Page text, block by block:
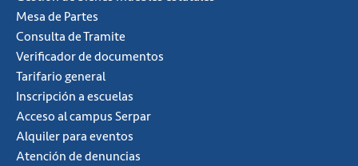
Mesa de Partes
Consulta de Tramite
Verificador de documentos
Tarifario general
Inscripción a escuelas
Acceso al campus Serpar
Alquiler para eventos
Atención de denuncias